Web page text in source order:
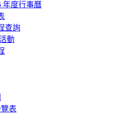
年度行事曆
查詢
動
表